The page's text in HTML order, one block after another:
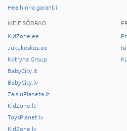
Hea hinna garantii
MEIE SÕBRAD
KidZone.ee
Jukukeskus.ee
Kotryna Group
BabyCity.lt
BabyCity.lv
ZaisluPlaneta.lt
KidZone.lt
ToysPlanet.lv
KidZone.lv